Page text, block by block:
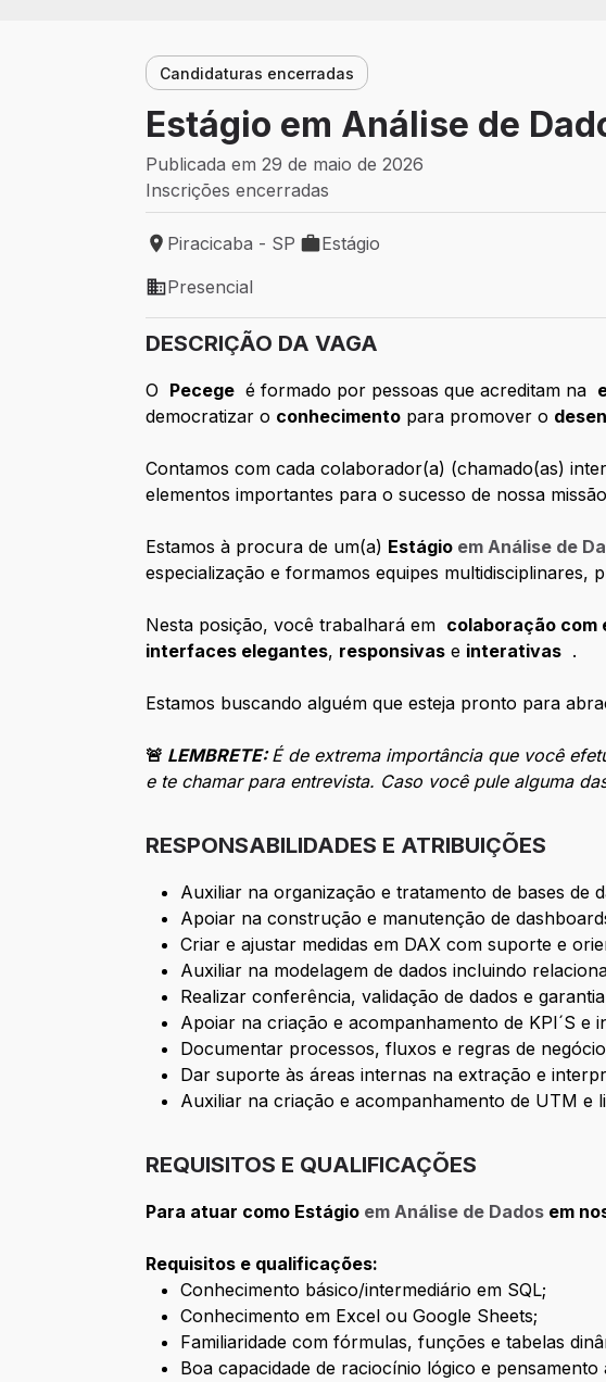
Candidaturas encerradas
Estágio em Análise de
Publicada em 29 de maio de 2026
Inscrições encerradas
Local de trabalho: Piracicaba - SP
Piracicaba - SP
Tipo de vaga: Estágio
Estágio
Modelo de trabalho: Presencial
Presencial
DESCRIÇÃO DA VAGA
O Pecege é formado por pessoas que acreditam na
democratizar o conhecimento para promover o
Contamos com cada colaborador(a) (chamado(as)
elementos importantes para o sucesso de nossa
Estamos à procura de um(a) Estágio em Análise de
especialização e formamos equipes
Nesta posição, você trabalhará em colaboração com
interfaces elegantes, responsivas e interativas .
Estamos buscando alguém que esteja pronto para
🚨 LEMBRETE:É de extrema importância que você
e te chamar para entrevista. Caso você pule alguma
RESPONSABILIDADES E ATRIBUIÇÕES
Auxiliar na organização e tratamento de bases de
Apoiar na construção e manutenção de
Criar e ajustar medidas em DAX com suporte e
Auxiliar na modelagem de dados incluindo
Realizar conferência, validação de dados e
Apoiar na criação e acompanhamento de KPI´S e
Documentar processos, fluxos e regras de
Dar suporte às áreas internas na extração e
Auxiliar na criação e acompanhamento de UTM e
REQUISITOS E QUALIFICAÇÕES
Para atuar como Estágio em Análise de Dados em
Requisitos e qualificações:
Conhecimento básico/intermediário em SQL;
Conhecimento em Excel ou Google Sheets;
Familiaridade com fórmulas, funções e tabelas
Boa capacidade de raciocínio lógico e pensamento